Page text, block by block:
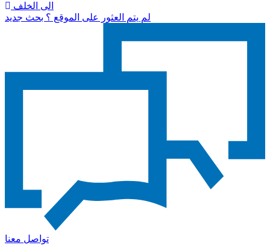
الى الخلف
لم يتم العثور على الموقع ؟ بحث جديد
تواصل معنا